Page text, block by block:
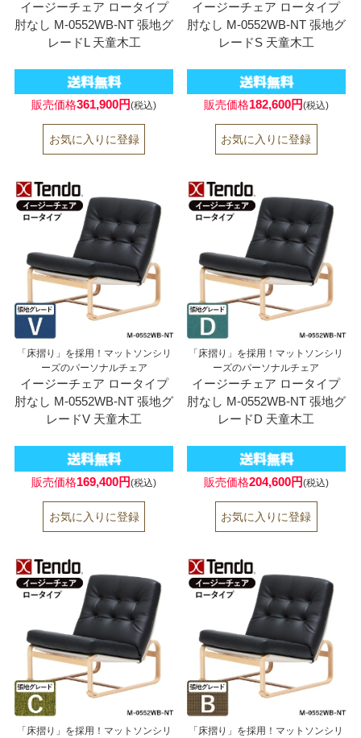
イージーチェア ロータイプ
肘なし M-0552WB-NT 張地グ
レードL 天童木工
販売価格361,900円(税込)
イージーチェア ロータイプ
肘なし M-0552WB-NT 張地グ
レードS 天童木工
販売価格182,600円(税込)
「床摺り」を採用！マットソンシリ
ーズのパーソナルチェア
イージーチェア ロータイプ
肘なし M-0552WB-NT 張地グ
レードV 天童木工
販売価格169,400円(税込)
「床摺り」を採用！マットソンシリ
ーズのパーソナルチェア
イージーチェア ロータイプ
肘なし M-0552WB-NT 張地グ
レードD 天童木工
販売価格204,600円(税込)
「床摺り」を採用！マットソンシリ
「床摺り」を採用！マットソンシリ